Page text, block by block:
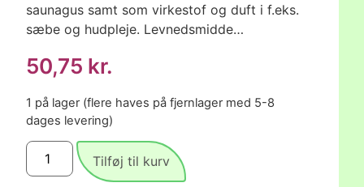
saunagus samt som virkestof og duft i f.eks.
sæbe og hudpleje. Levnedsmidde…
50,75 kr.
1 på lager (flere haves på fjernlager med 5-8
dages levering)
Tilføj til kurv